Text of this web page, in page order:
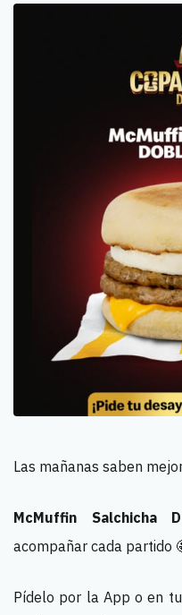
Las mañanas saben
McMuffin Salchicha
acompañar cada partido
Pídelo por la App o en